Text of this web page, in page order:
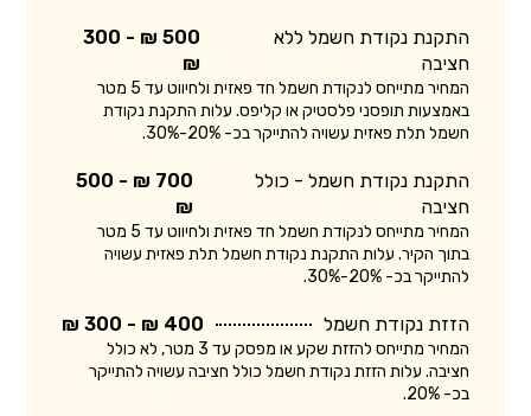
התקנת נקודת חשמל ללא
חציבה
500 ₪ - 300
₪
המחיר מתייחס לנקודת חשמל חד פאזית ולחיווט עד 5 מטר
באמצעות תופסני פלסטיק או קליפס. עלות התקנת נקודת
חשמל תלת פאזית עשויה להתייקר בכ- 20%-30%.
התקנת נקודת חשמל - כולל
חציבה
700 ₪ - 500
₪
המחיר מתייחס לנקודת חשמל חד פאזית ולחיווט עד 5 מטר
בתוך הקיר. עלות התקנת נקודת חשמל תלת פאזית עשויה
להתייקר בכ- 20%-30%.
הזזת נקודת חשמל 400 ₪ - 300 ₪
המחיר מתייחס להזזת שקע או מפסק עד 3 מטר, לא כולל
חציבה. עלות הזזת נקודת חשמל כולל חציבה עשויה להתייקר
בכ- 20%.